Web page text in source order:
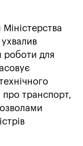
Міністерства
роботи для
про транспорт,